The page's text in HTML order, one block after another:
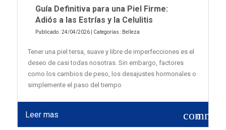
Guía Definitiva para una Piel Firme:
Adiós a las Estrías y la Celulitis
Publicado : 24/04/2026 | Categorías : Belleza
Tener una piel tersa, suave y libre de imperfecciones es el
deseo de casi todas nosotras. Sin embargo, factores
como los cambios de peso, los desajustes hormonales o
simplemente el paso del tiempo
Leer mas 0